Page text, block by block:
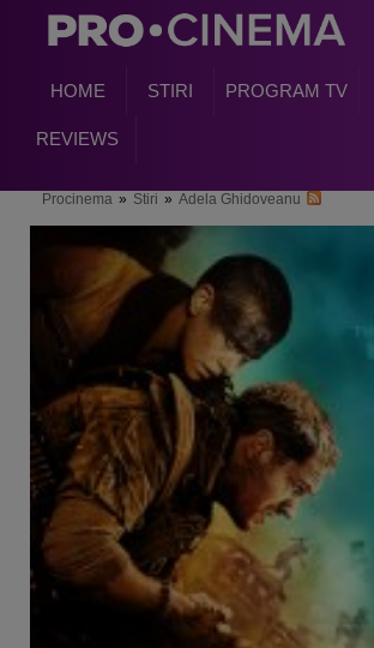
HOME STIRI PROGRAM TV
REVIEWS
Procinema » Stiri » Adela Ghidoveanu